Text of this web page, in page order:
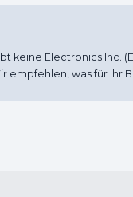
keine Electronics Inc.
empfehlen, was für Ihr